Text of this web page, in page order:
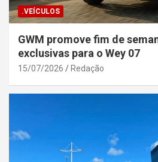
.VEÍCULOS
GWM promove fim de
exclusivas para o Wey 07
15/07/2026 Redação